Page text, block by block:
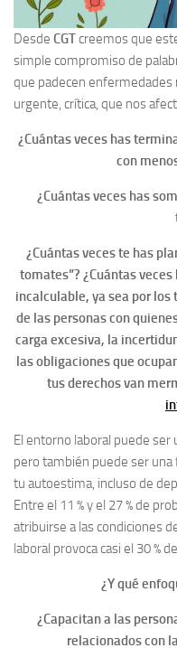
Desde CGTcreemos que
simple compromiso de
que padecen enfermedades
urgente, crítica, que nos
¿Cuántas veces has
con
¿Cuántas veces has
¿Cuántas veces te has
tomates”? ¿Cuántas
incalculable, ya sea por los
de las personas con
carga excesiva, la
las obligaciones que
tus derechos van
El entorno laboral puede ser
pero también puede ser
tu autoestima, incluso de
Entre el 11 % y el 27 % de
atribuirse a las condiciones
laboral provoca casi el 30 %
¿Y qué
¿Capacitan a las
relacionados con